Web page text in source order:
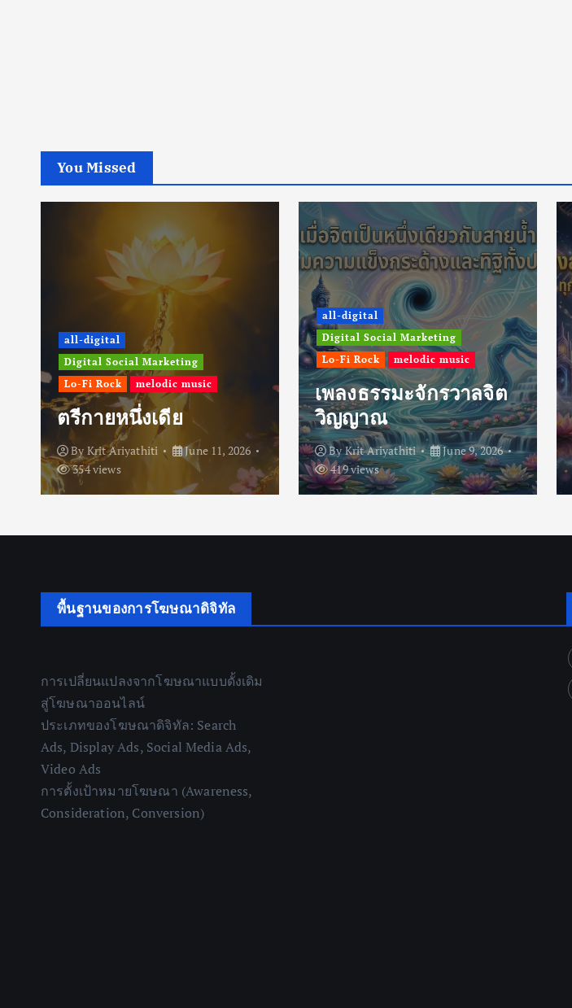
You Missed
all-digital
Digital Social Marketing
Lo-Fi Rock
melodic music
ตรีกายหนึ่งเดีย
By Krit Ariyathiti
June 11, 2026
354 views
all-digital
Digital Social Marketing
Lo-Fi Rock
melodic music
เพลงธรรมะจักรวาลจิต
วิญญาณ
ByKrit Ariyathiti
June 9, 2026
419 views
พื้นฐานของการโฆษณาดิจิทัล
การเปลี่ยนแปลงจากโฆษณาแบบดั้งเดิม
สู่โฆษณาออนไลน์
ประเภทของโฆษณาดิจิทัล: Search
Ads, Display Ads, Social Media Ads,
Video Ads
การตั้งเป้าหมายโฆษณา (Awareness,
Consideration, Conversion)